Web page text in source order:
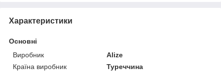
Характеристики
Основні
Виробник
Alize
Країна виробник
Туреччина